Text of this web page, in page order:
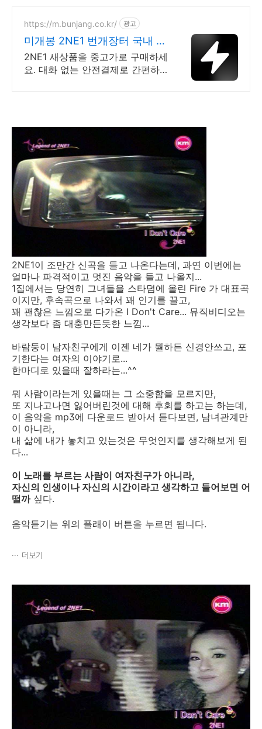
https://m.bunjang.co.kr/ 광고
미개봉 2NE1 번개장터 국내 최
대 브랜드 중고거래
2NE1 새상품을 중고가로 구매하세
요. 대화 없는 안전결제로 간편하
2NE1이 조만간 신곡을 들고 나온다는데, 과연 이번에는
얼마나 파격적이고 멋진 음악을 들고 나올지...
1집에서는 당연히 그녀들을 스타덤에 올린 Fire 가 대표곡
이지만, 후속곡으로 나와서 꽤 인기를 끌고,
꽤 괜찮은 느낌으로 다가온 I Don't Care... 뮤직비디오는
생각보다 좀 대충만든듯한 느낌...
바람둥이 남자친구에게 이젠 네가 뭘하든 신경안쓰고, 포
기한다는 여자의 이야기로...
한마디로 있을때 잘하라는...^^
뭐 사람이라는게 있을때는 그 소중함을 모르지만,
또 지나고나면 잃어버린것에 대해 후회를 하고는 하는데,
이 음악을 mp3에 다운로드 받아서 듣다보면, 남녀관계만
이 아니라,
내 삶에 내가 놓치고 있는것은 무엇인지를 생각해보게 된
다...
이 노래를 부르는 사람이 여자친구가 아니라,
자신의 인생이나 자신의 시간이라고 생각하고 들어보면 어
떨까싶다.
음악듣기는 위의 플래이 버튼을 누르면 됩니다.
더보기